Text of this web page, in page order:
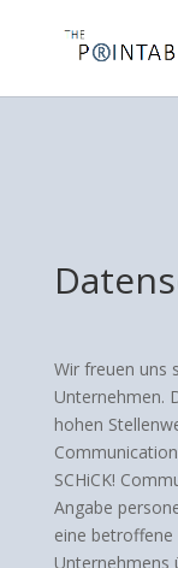
Wir freuen uns
Unternehmen.
hohen
SCHiCK!
Angabe
eine betroffene
Unternehmens